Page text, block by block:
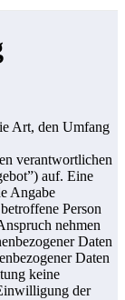
Art, den Umfang
verantwortlichen
auf. Eine
Angabe
Person
nehmen
Daten
Daten
keine
der